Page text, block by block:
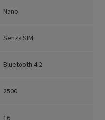
Nano
Senza SIM
Bluetooth 4.2
2500
16